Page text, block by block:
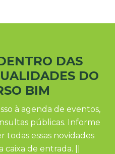
DAS
DO
BIM
à agenda de eventos,
públicas. Informe
todas essas novidades
de entrada. ||